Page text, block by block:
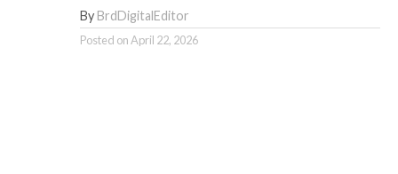
By BrdDigitalEditor
Posted onApril 22, 2026